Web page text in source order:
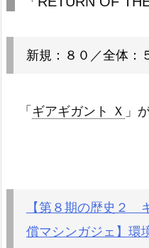
新規：８０／全体：
「 ギアギガント Ｘ 」
【第８期の歴史２
償マシンガジェ】環